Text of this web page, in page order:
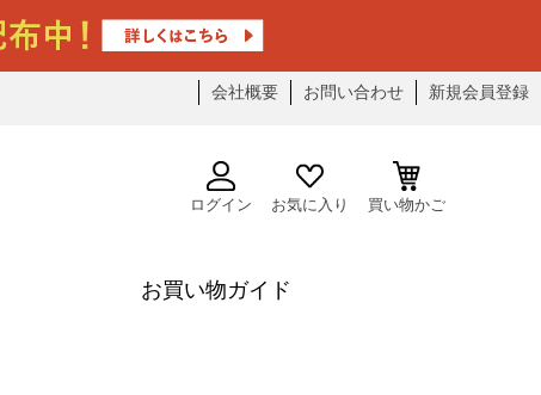
会社概要 お問い合わせ 新規会員登録
ログイン お気に入り 買い物かご
お買い物ガイド